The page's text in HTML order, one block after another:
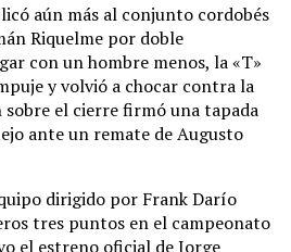
aún más al conjunto cordobés
Riquelme por doble
con un hombre menos, la «T»
y volvió a chocar contra la
el cierre firmó una tapada
ante un remate de Augusto
dirigido por Frank Darío
tres puntos en el campeonato
el estreno oficial de Jorge